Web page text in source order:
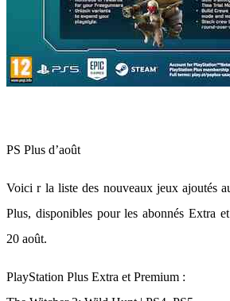
PS Plus d’août
Voici r la liste des nouveaux jeux ajoutés
Plus, disponibles pour les abonnés Extra
20 août.
PlayStation Plus Extra et Premium :